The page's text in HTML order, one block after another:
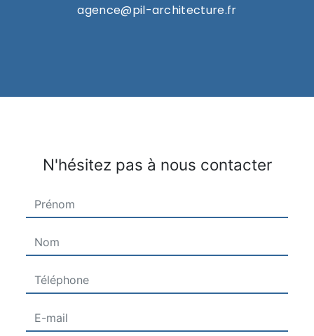
agence@pil-architecture.fr
N'hésitez pas à nous contacter